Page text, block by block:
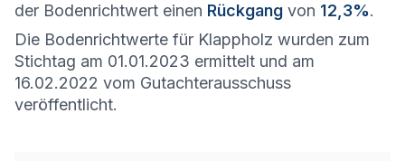
der Bodenrichtwert einen Rückgang von 12,3%.
Die Bodenrichtwerte für Klappholz wurden zum
Stichtag am 01.01.2023 ermittelt und am
16.02.2022 vom Gutachterausschuss
veröffentlicht.